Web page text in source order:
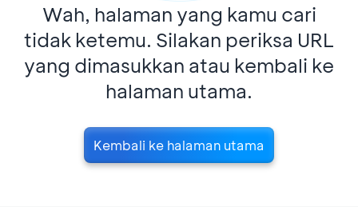
Wah, halaman yang kamu cari
tidak ketemu. Silakan periksa URL
yang dimasukkan atau kembali ke
halaman utama.
Kembali ke halaman utama